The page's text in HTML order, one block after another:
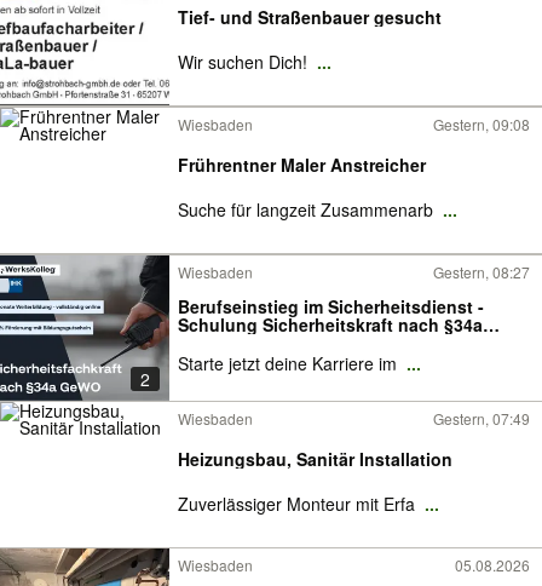
Tief- und Straßenbauer gesucht
Wir suchen Dich! ...
Wiesbaden Gestern, 09:08
Frührentner Maler Anstreicher
Suche für langzeit Zusammenarb ...
2
Wiesbaden Gestern, 08:27
Berufseinstieg im Sicherheitsdienst -
Schulung Sicherheitskraft nach §34a
Weiterbildung I 100% Förderung mit
Bildungsgutschein I Objektschutz und
Wachdienst
Starte jetzt deine Karriere im ...
Wiesbaden Gestern, 07:49
Heizungsbau, Sanitär Installation
Zuverlässiger Monteur mit Erfa ...
Wiesbaden 05.08.2026